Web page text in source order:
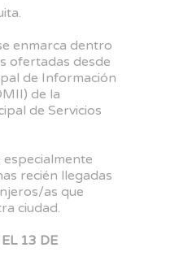
enmarca dentro
ofertadas desde
de Información
de la
de Servicios
especialmente
recién llegadas
as que
ciudad.
13 DE